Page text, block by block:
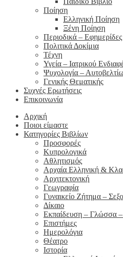
Ποίηση
Ελληνική Ποίηση
Ξένη Ποίηση
Περιοδικά – Εφημερίδες
Πολιτικά Δοκίμια
Τέχνη
Υγεία – Ιατρικού
Ψυχολογία –
Γενικής Θεματικής
Συχνές Ερωτήσεις
Επικοινωνία
Αρχική
Ποιοι είμαστε
Κατηγορίες Βιβλίων
Προσφορές
Κυπρολογικά
Αθλητισμός
Αρχαία Ελληνική &
Αρχιτεκτονική
Γεωγραφία
Γυναικείο Ζήτημα –
Δίκαιο
Εκπαίδευση – Γλώσσα –
Επιστήμες
Ημερολόγια
Θέατρο
Ιστορία